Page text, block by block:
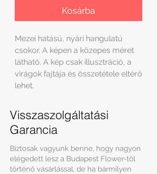
Kosárba
Mezei hatású, nyári hangulatú
csokor. A képen a közepes méret
látható. A kép csak illusztráció, a
virágok fajtája és összetétele eltérő
lehet.
Visszaszolgáltatási
Garancia
Biztosak vagyunk benne, hogy nagyon
elégedett lesz a Budapest Flower-től
történő vásárlással, de ha bármilyen